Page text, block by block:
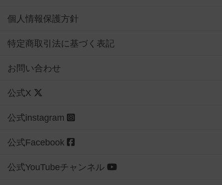
個人情報保護方針
特定商取引法に基づく表記
お問い合わせ
公式X
公式instagram
公式Facebook
公式YouTubeチャンネル